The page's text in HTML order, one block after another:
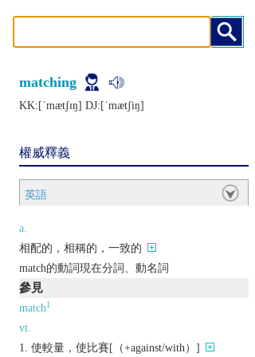
matching
KK:[ˈmætʃɪŋ] DJ:[ˈmætʃiŋ]
權威釋義
英語
a.
相配的，相稱的，一致的
match的動詞現在分詞、動名詞
參見
match1
vt.
使較量，使比賽[（+against/with）]